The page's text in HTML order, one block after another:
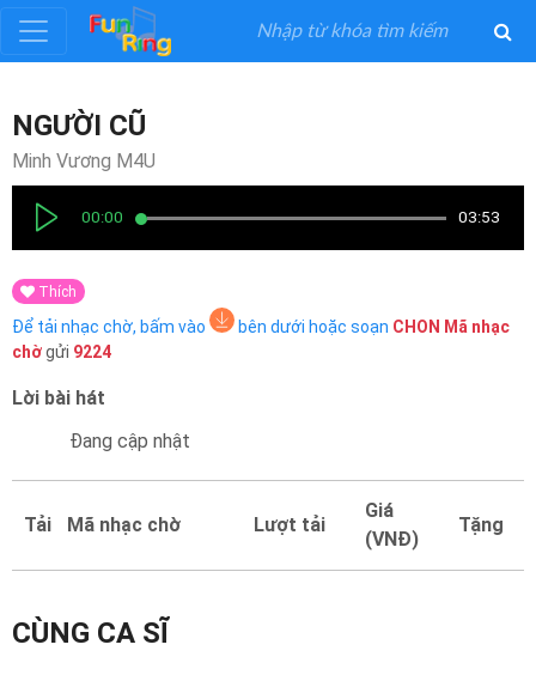
Đăng
ký
nhập
Thể
Loại
Nghệ
Mại
Dẫn
NGƯỜI CŨ
Minh Vương M4U
00:00 03:53
Thích
Để tải nhạc chờ, bấm vào bên dưới hoặc soạn CHON Mã nhạc
chờgửi 9224
Lời bài hát
Đang cập nhật
Tải Mã nhạc chờ Lượt tải
Giá
(VNĐ)
Tặng
CÙNG CA SĨ